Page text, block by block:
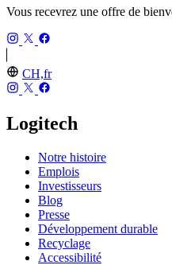
Vous recevrez une offre de
CH,fr
Logitech
Notre histoire
Emplois
Investisseurs
Blog
Presse
Développement durable
Recyclage
Accessibilité